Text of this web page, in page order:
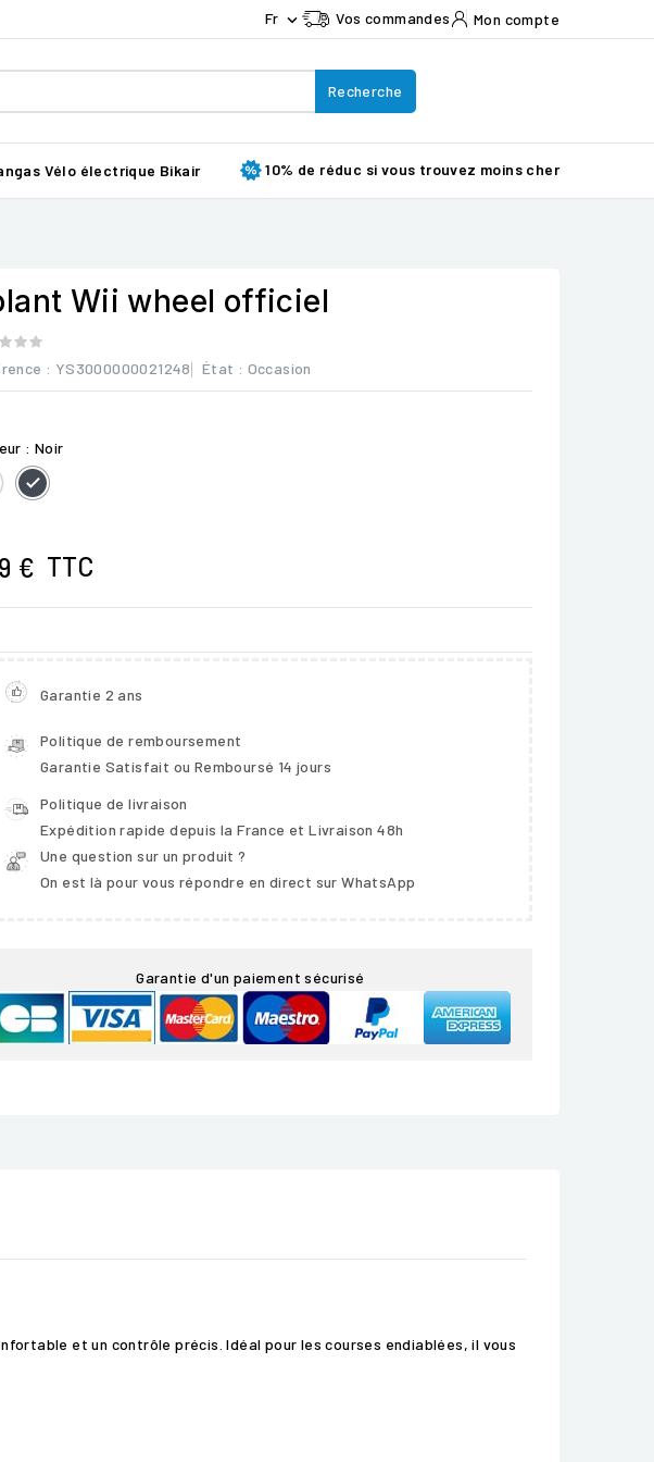
Fr  Vos commandes Mon compte
Recherche
Vélo électrique Bikair 10% de réduc si vous trouvez moins cher
Wii wheel officiel
: YS3000000021248 État : Occasion
: Noir
Blanc Noir
€ TTC
Garantie 2 ans
Politique de remboursement
Garantie Satisfait ou Remboursé 14 jours
Politique de livraison
Expédition rapide depuis la France et Livraison 48h
Une question sur un produit ?
On est là pour vous répondre en direct sur WhatsApp
Garantie d'un paiement sécurisé
et un contrôle précis. Idéal pour les courses endiablées, il vous